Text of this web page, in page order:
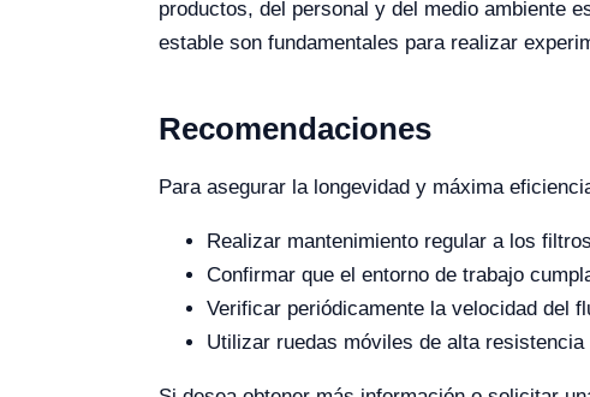
productos, del personal y del medio ambiente
estable son fundamentales para realizar
Recomendaciones
Para asegurar la longevidad y máxima
Realizar mantenimiento regular a los
Confirmar que el entorno de trabajo
Verificar periódicamente la velocidad del
Utilizar ruedas móviles de alta